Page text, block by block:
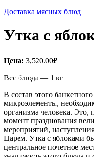
Доставка мясных блюд
Утка с
Цена: 3,520.00₽
Вес блюда — 1 кг
В состав этого
микроэлементы,
организма человека. Это,
момент празднования
мероприятий,
Царем. Утка с яблоками
центральное почетное